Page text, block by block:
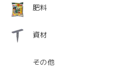
肥料
資材
その他